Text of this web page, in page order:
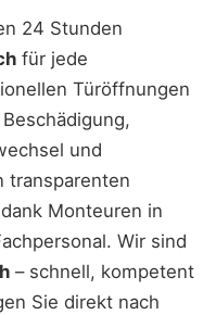
24 Stunden
für jede
Türöffnungen
und
transparenten
Monteuren in
Wir sind
– schnell, kompetent
Sie direkt nach